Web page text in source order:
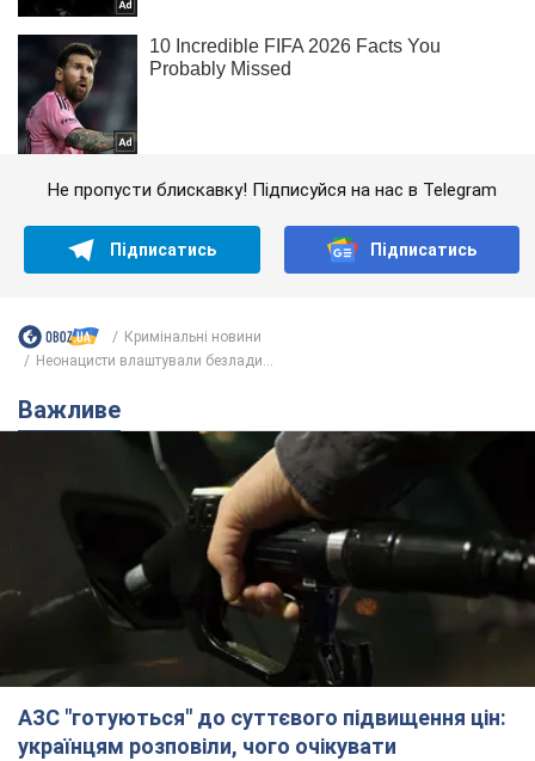
Не пропусти блискавку! Підписуйся на нас в Telegram
Підписатись Підписатись
Кримінальні новини
Неонацисти влаштували безлади...
Важливе
АЗС "готуються" до суттєвого підвищення цін:
українцям розповіли, чого очікувати